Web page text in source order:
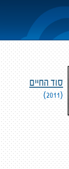
סוד החיים
(2011)